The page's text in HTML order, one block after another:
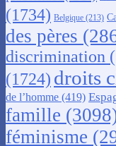
(1734) Belgique (213)
des pères
discrimination
(1724) droits
de l’homme (419)
famille
féminisme